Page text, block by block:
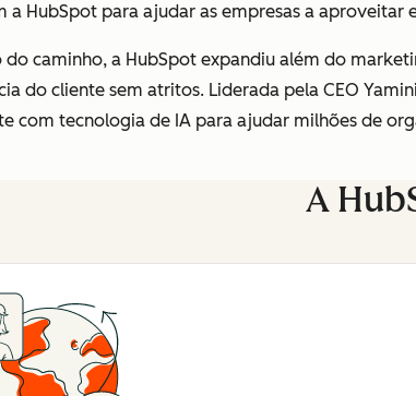
a HubSpot para ajudar as empresas a
do caminho, a HubSpot expandiu além do
do cliente sem atritos. Liderada pela CEO
com tecnologia de IA para ajudar milhões de
A